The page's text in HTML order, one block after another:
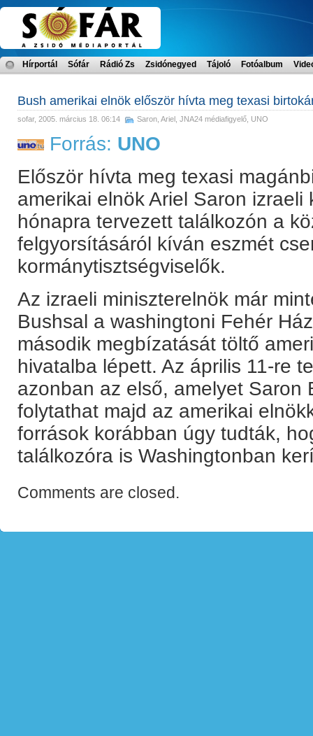
Hírportál Sófár Rádió Zs Zsidónegyed Tájoló Fotóalbum
Bush amerikai elnök először hívta meg texasi
sofar, 2005. március 18. 06:14 Saron, Ariel JNA24 médiafigyelő UNO
Forrás: UNO
Először hívta meg texasi
amerikai elnök Ariel Saron
hónapra tervezett találkozón a
felgyorsításáról kíván eszmét
kormánytisztségviselők.
Az izraeli miniszterelnök már
Bushsal a washingtoni Fehér
második megbízatását töltő
hivatalba lépett. Az április 11-re
azonban az első, amelyet Saron
folytathat majd az amerikai
források korábban úgy tudták,
találkozóra is Washingtonban
Comments are closed.